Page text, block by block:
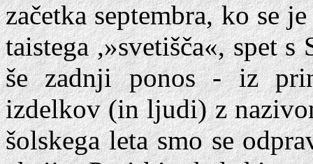
začetka septembra, ko se
taistega ,»svetišča«, spet
še zadnji ponos - iz
izdelkov (in ljudi) z
šolskega leta smo se